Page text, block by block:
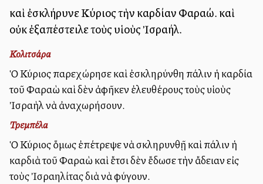
καὶ ἐσκλήρυνε Κύριος τὴν καρδίαν Φαραώ. καὶ
οὐκ ἐξαπέστειλε τοὺς υἱοὺς Ἰσραήλ.
Κολιτσάρα
Ὁ Κύριος παρεχώρησε καὶ ἐσκληρύνθη πάλιν ἡ καρδία
τοῦ Φαραὼ καὶ δὲν ἀφῆκεν ἐλευθέρους τοὺς υἱοὺς
Ἰσραὴλ νὰ ἀναχωρήσουν.
Τρεμπέλα
Ὁ Κύριος ὅμως ἐπέτρεψε νὰ σκληρυνθῇ καὶ πάλιν ἡ
καρδιὰ τοῦ Φαραὼ καὶ ἔτσι δὲν ἔδωσε τὴν ἄδειαν εἰς
τοὺς Ἰσραηλίτας διὰ νὰ φύγουν.